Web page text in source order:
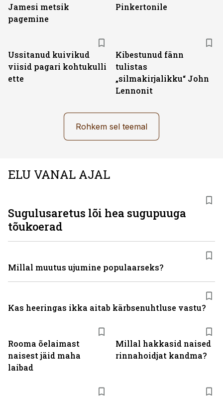
Jamesi metsik
pagemine
Pinkertonile
Ussitanud kuivikud
viisid pagari kohtukulli
ette
Kibestunud fänn
tulistas
„silmakirjalikku“ John
Lennonit
Rohkem sel teemal
ELU VANAL AJAL
Rooma õelaimast
naisest jäid maha
laibad
Millal hakkasid naised
rinnahoidjat kandma?
Sugulusaretus lõi hea sugupuuga
tõukoerad
Millal muutus ujumine populaarseks?
Kas heeringas ikka aitab kärbsenuhtluse vastu?